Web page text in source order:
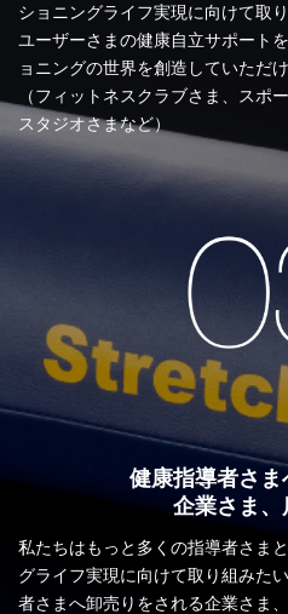
ショニングライフ実現に向けて取
ユーザーさまの健康自立サポート
ョニングの世界を創造していただ
（フィットネスクラブさま、スポ
スタジオさまなど）
健康指導者さ
企業さま、
私たちはもっと多くの指導者さま
グライフ実現に向けて取り組みた
者さまへ卸売りをされる企業さま